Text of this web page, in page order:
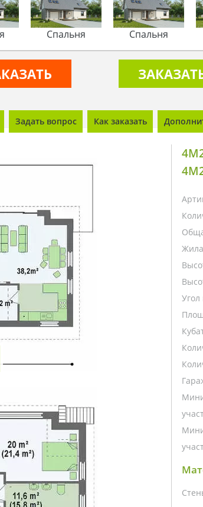
Спальня Спальня
Задать вопрос Как заказать
Угол